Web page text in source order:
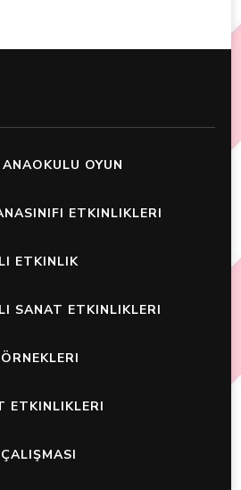
ANAOKULU OYUN
ETKINLIKLERI
ETKINLIK
SANAT ETKINLIKLERI
ETKINLIKLERI